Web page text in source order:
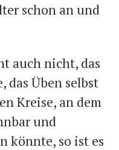
schon an und
auch nicht, das
das Üben selbst
Kreise, an dem
und
könnte, so ist es